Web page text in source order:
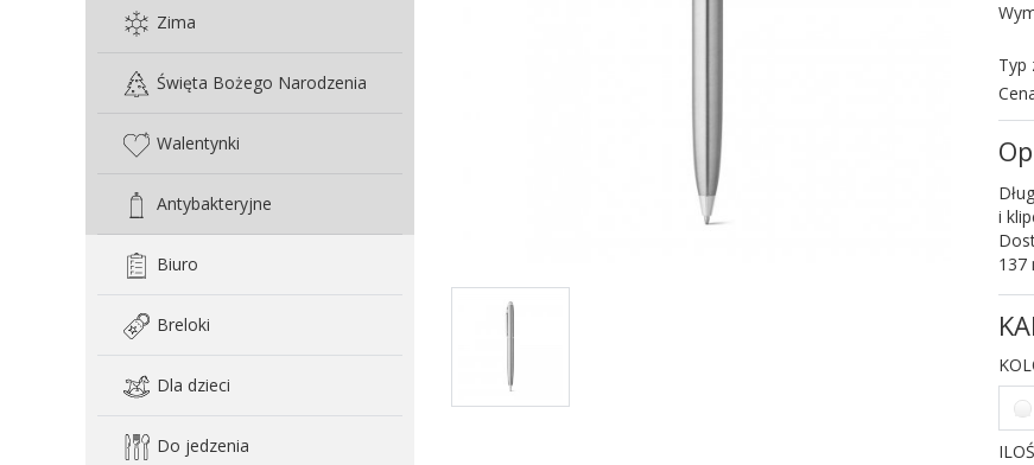
Zima
Święta Bożego Narodzenia
Walentynki
Antybakteryjne
Biuro
Breloki
Dla dzieci
Do jedzenia
Typ
i
137